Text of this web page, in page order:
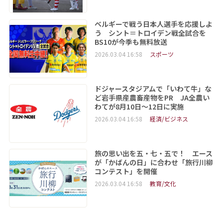
ベルギーで戦う日本人選手を応援しよ
う シント＝トロイデン戦全試合を
BS10が今季も無料放送
2026.03.04 16:58 スポーツ
ドジャースタジアムで「いわて牛」な
ど岩手県産農畜産物をPR JA全農い
わてが8月10日～12日に実施
2026.03.04 16:58 経済/ビジネス
旅の思い出を五・七・五で！ エース
が「かばんの日」に合わせ「旅行川柳
コンテスト」を開催
2026.03.04 16:58 教育/文化